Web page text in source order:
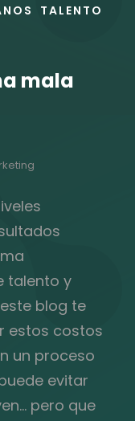
TALENTO
mala
talento y
blog te
estos costos
un proceso
evitar
pero que